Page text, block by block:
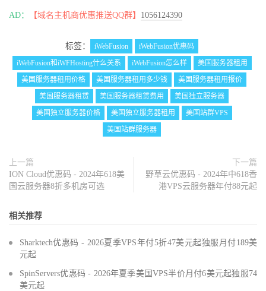
AD： 【域名主机商优惠推送QQ群】 1056124390
标签： iWebFusion
iWebFusion优惠码
iWebFusion和iWFHosting什么关系
iWebFusion怎么样
美国服务器租用
美国服务器租用价格
美国服务器租用多少钱
美国服务器租用报价
美国服务器租赁
美国服务器租赁费用
美国独立服务器
美国独立服务器价格
美国独立服务器租用
美国站群VPS
美国站群服务器
上一篇
ION Cloud优惠码 - 2024年618美
国云服务器8折多机房可选
下一篇
野草云优惠码 - 2024年中618香
港VPS云服务器年付88元起
相关推荐
Sharktech优惠码 - 2026夏季VPS年付5折47美元起独服月付189美
元起
SpinServers优惠码 - 2026年夏季美国VPS半价月付6美元起独服74
美元起